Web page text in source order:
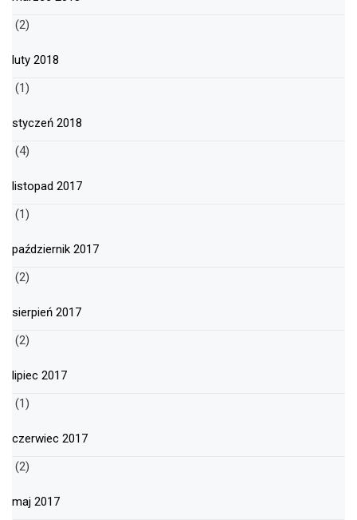
(2)
luty 2018
(1)
styczeń 2018
(4)
listopad 2017
(1)
październik 2017
(2)
sierpień 2017
(2)
lipiec 2017
(1)
czerwiec 2017
(2)
maj 2017